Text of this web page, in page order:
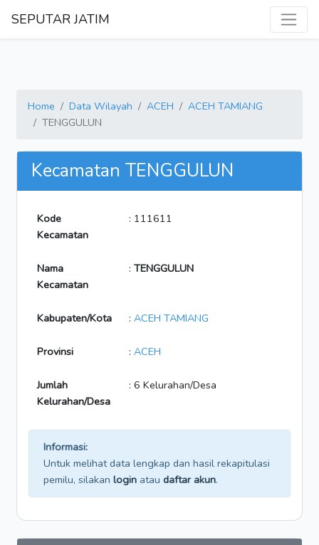
SEPUTAR JATIM
Home Data Wilayah ACEH
ACEH TAMIANG
TENGGULUN
Kecamatan TENGGULUN
Kode
Kecamatan
: 111611
Nama
Kecamatan
: TENGGULUN
Kabupaten/Kota : ACEH TAMIANG
Provinsi : ACEH
Jumlah
Kelurahan/Desa
: 6 Kelurahan/Desa
Informasi:
Untuk melihat data lengkap dan hasil rekapitulasi
pemilu, silakan login atau daftar akun.